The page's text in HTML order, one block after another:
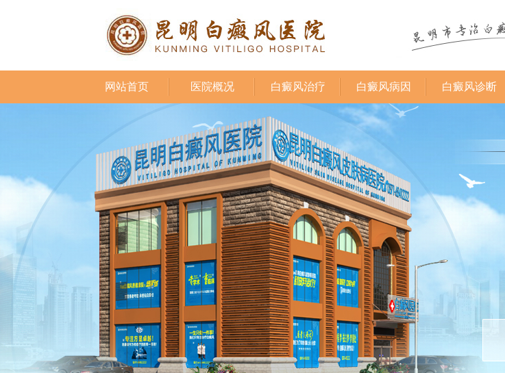
网站首页 医院概况 白癜风治疗 白癜风病因 白癜风诊断